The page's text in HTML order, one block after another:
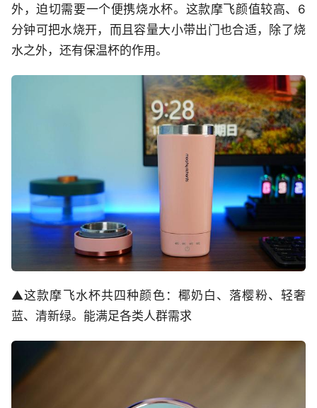
外，迫切需要一个便携烧水杯。这款摩飞颜值较高、6
分钟可把水烧开，而且容量大小带出门也合适，除了烧
水之外，还有保温杯的作用。
▲这款摩飞水杯共四种颜色：椰奶白、落樱粉、轻奢
蓝、清新绿。能满足各类人群需求